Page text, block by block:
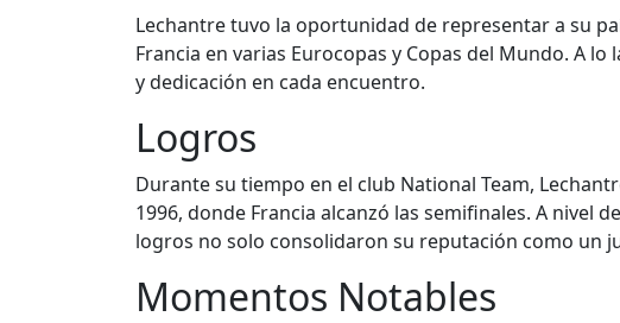
Lechantre tuvo la oportunidad de representar a su
Francia en varias Eurocopas y Copas del Mundo. A
y dedicación en cada encuentro.
Logros
Durante su tiempo en el club National Team,
1996, donde Francia alcanzó las semifinales. A nivel
logros no solo consolidaron su reputación como un
Momentos Notables